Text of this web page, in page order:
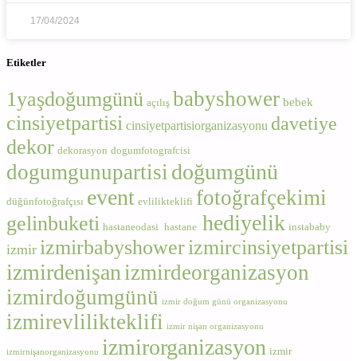
17/04/2024
Etiketler
1yaşdoğumgünü açılış babyshower bebek
cinsiyetpartisi cinsiyetpartisiorganizasyonu davetiye
dekor dekorasyon dogumfotografcisi
dogumgunupartisi doğumgünü
düğünfotoğrafçısı event evlilikteklifi fotoğrafçekimi
gelinbuketi hastaneodasi hastane hediyelik instababy
izmir izmirbabyshowerizmircinsiyetpartisi
izmirdenişan izmirdeorganizasyon
izmirdoğumgünü izmir doğum günü organizasyonu
izmirevlilikteklifi izmir nişan organizasyonu
izmirnişanorganizasyonu izmirorganizasyon izmir